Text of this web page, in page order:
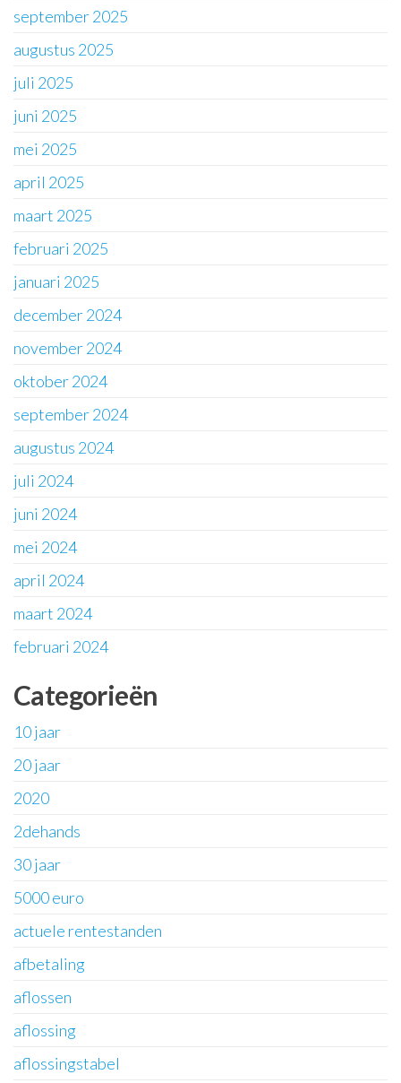
september 2025
augustus 2025
juli 2025
juni 2025
mei 2025
april 2025
maart 2025
februari 2025
januari 2025
december 2024
november 2024
oktober 2024
september 2024
augustus 2024
juli 2024
juni 2024
mei 2024
april 2024
maart 2024
februari 2024
Categorieën
10 jaar
20 jaar
2020
2dehands
30 jaar
5000 euro
actuele rentestanden
afbetaling
aflossen
aflossing
aflossingstabel